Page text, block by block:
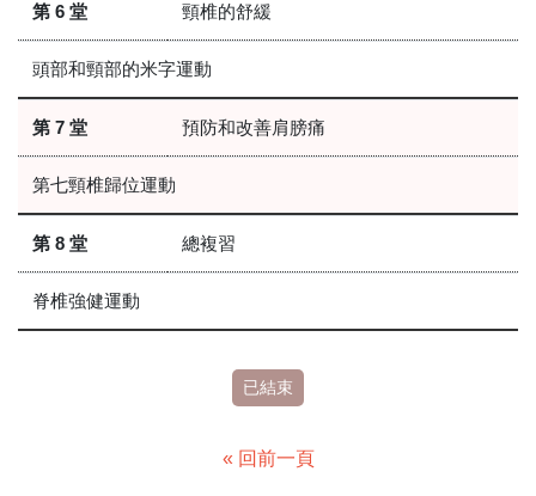
第 6 堂 頸椎的舒緩
頭部和頸部的米字運動
第 7 堂 預防和改善肩膀痛
第七頸椎歸位運動
第 8 堂 總複習
脊椎強健運動
已結束
« 回前一頁